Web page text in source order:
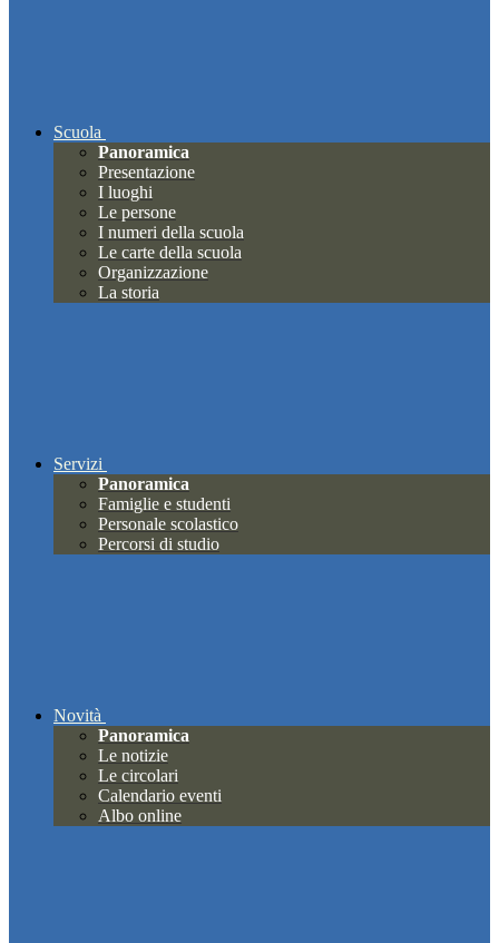
Scuola
Panoramica
Presentazione
I luoghi
Le persone
I numeri della scuola
Le carte della scuola
Organizzazione
La storia
Servizi
Panoramica
Famiglie e studenti
Personale scolastico
Percorsi di studio
Novità
Panoramica
Le notizie
Le circolari
Calendario eventi
Albo online